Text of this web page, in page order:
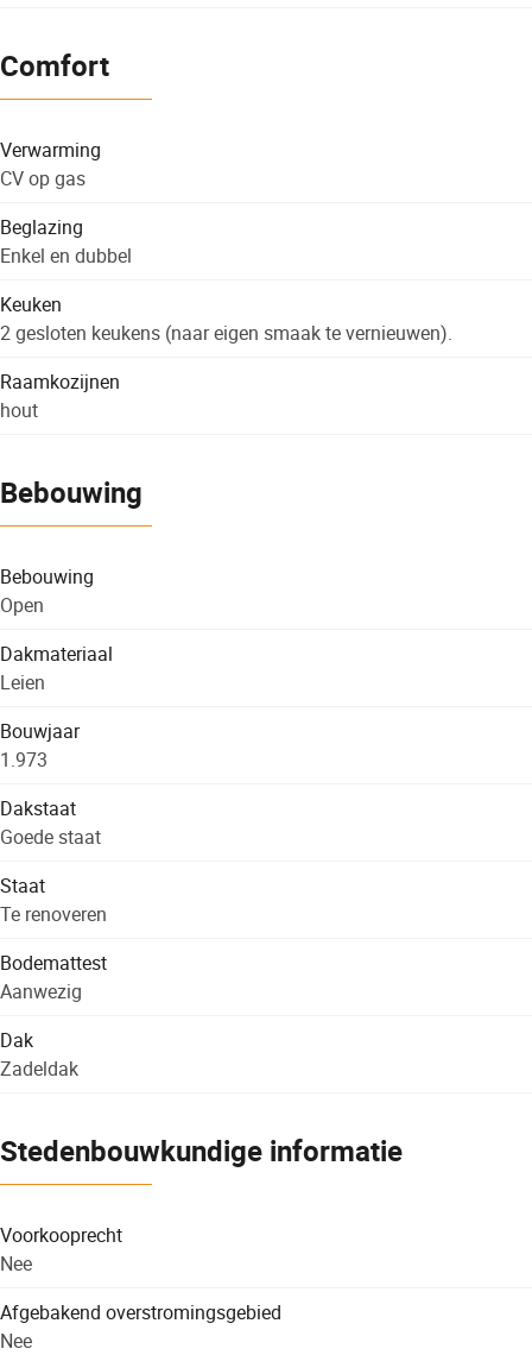
Comfort
Verwarming
CV op gas
Beglazing
Enkel en dubbel
Keuken
2 gesloten keukens (naar eigen smaak te vernieuwen).
Raamkozijnen
hout
Bebouwing
Bebouwing
Open
Dakmateriaal
Leien
Bouwjaar
1.973
Dakstaat
Goede staat
Staat
Te renoveren
Bodemattest
Aanwezig
Dak
Zadeldak
Stedenbouwkundige informatie
Voorkooprecht
Nee
Afgebakend overstromingsgebied
Nee